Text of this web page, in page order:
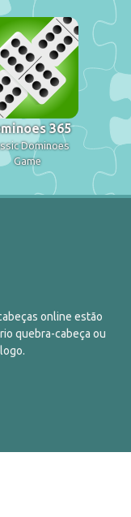
365
Dominoes
Game
online estão
quebra-cabeça ou